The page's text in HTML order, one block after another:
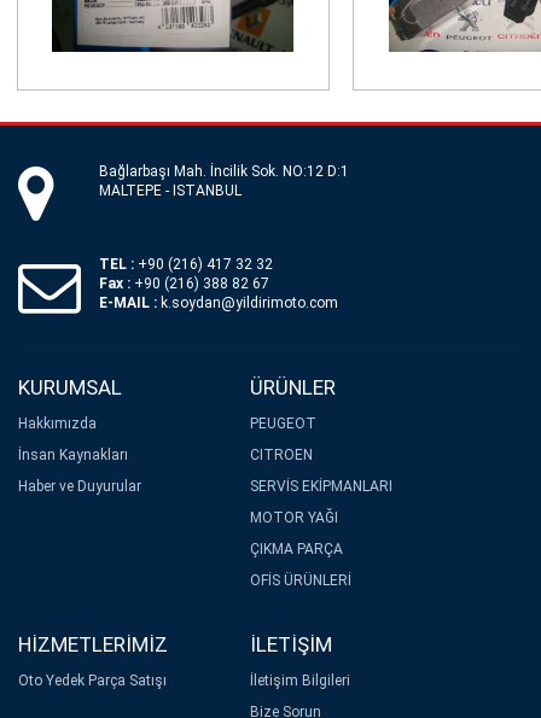
Bağlarbaşı Mah. İncilik Sok. NO:12 D:1
MALTEPE - ISTANBUL
TEL : +90 (216) 417 32 32
Fax : +90 (216) 388 82 67
E-MAIL : k.soydan@yildirimoto.com
KURUMSAL
Hakkımızda
İnsan Kaynakları
Haber ve Duyurular
ÜRÜNLER
PEUGEOT
CITROEN
SERVİS EKİPMANLARI
MOTOR YAĞI
ÇIKMA PARÇA
OFİS ÜRÜNLERİ
HİZMETLERİMİZ
Oto Yedek Parça Satışı
İLETİŞİM
İletişim Bilgileri
Bize Sorun